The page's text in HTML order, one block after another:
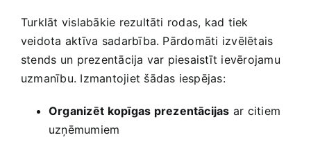
Turklāt vislabākie rezultāti rodas, kad tiek
veidota aktīva ⁤sadarbība. Pārdomāti izvēlētais
stends un ⁣prezentācija var piesaistīt ievērojamu​
uzmanību. Izmantojiet šādas iespējas:
Organizēt ⁢kopīgas prezentācijas ar ‍citiem
uzņēmumiem